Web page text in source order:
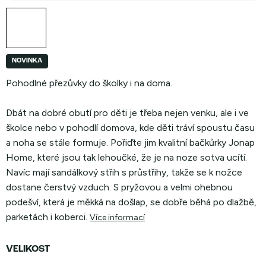
NOVINKA
Pohodlné přezůvky do školky i na doma.
Dbát na dobré obutí pro děti je třeba nejen venku, ale i ve
školce nebo v pohodlí domova, kde děti tráví spoustu času
a noha se stále formuje. Pořiďte jim kvalitní bačkůrky Jonap
Home, které jsou tak lehoučké, že je na noze sotva ucítí.
Navíc mají sandálkový střih s průstřihy, takže se k nožce
dostane čerstvý vzduch. S pryžovou a velmi ohebnou
podešví, která je měkká na došlap, se dobře běhá po dlažbě,
parketách i koberci. Více informací
VELIKOST